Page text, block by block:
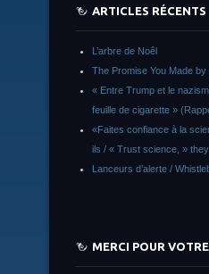
ARTICLES RÉCENTS
L’arbre de Noêl
The Promise You Made
« Entre Trump et le
feuille de cigarette »
«Faites confiance à la
ils / « Trust science, » they
Lanceurs d’alerte /
MERCI POUR